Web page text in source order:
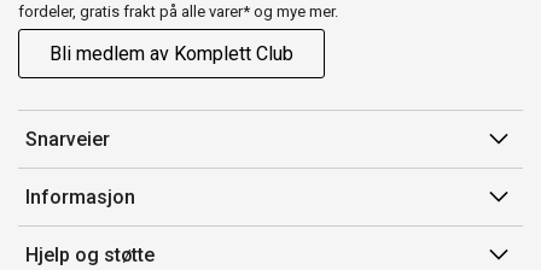
fordeler, gratis frakt på alle varer* og mye mer.
Bli medlem av Komplett Club
Snarveier
Min side
Ordreoversikt
Flex
Informasjon
Salgsbetingelser
Hjelp og støtte